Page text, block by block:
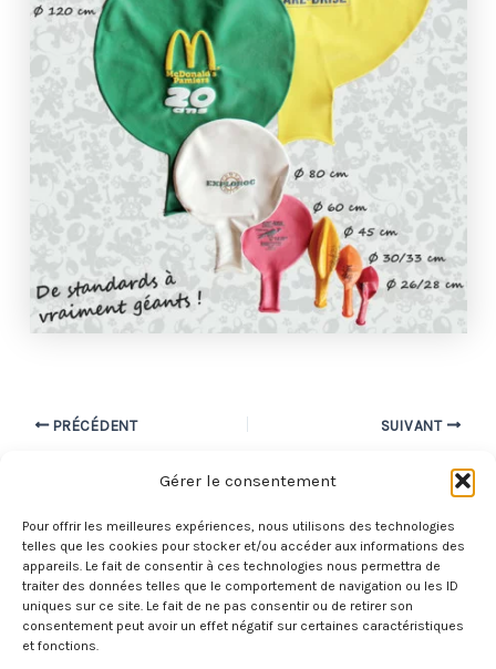
Gérer le consentement
Pour offrir les meilleures expériences, nous utilisons des technologies
telles que les cookies pour stocker et/ou accéder aux informations des
appareils. Le fait de consentir à ces technologies nous permettra de
traiter des données telles que le comportement de navigation ou les ID
uniques sur ce site. Le fait de ne pas consentir ou de retirer son
consentement peut avoir un effet négatif sur certaines caractéristiques
et fonctions.
Navigation
PRÉCÉDENT SUIVANT
Totalement Ballons Publicitaires-LaTige®